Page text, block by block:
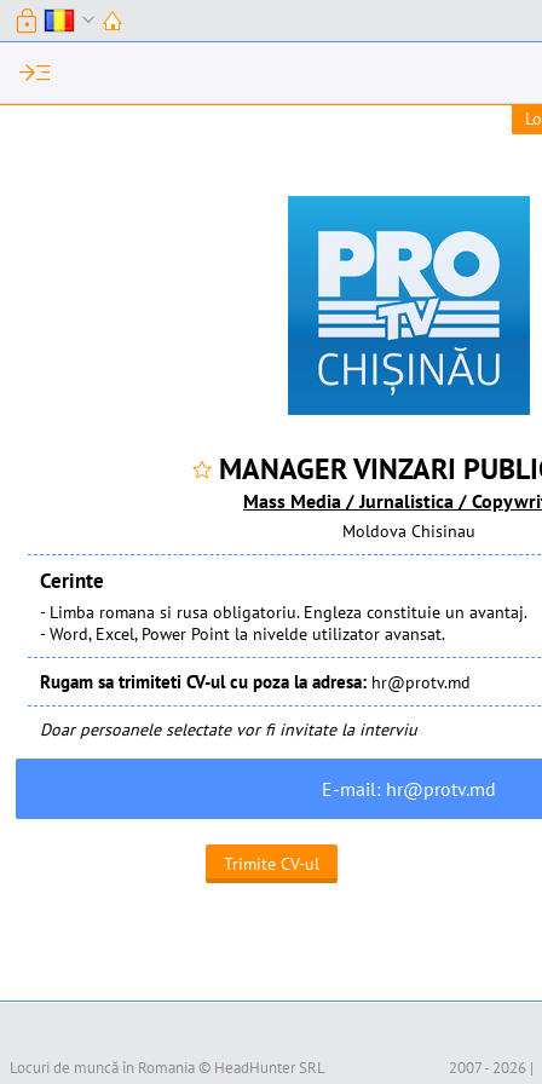
lock expand_more
read_more
MANAGER VINZARI
Mass Media / Jurnalistica /
Moldova Chisinau
Cerinte
- Limba romana si rusa obligatoriu. Engleza constituie un avantaj.
- Word, Excel, Power Point la nivelde utilizator avansat.
Rugam sa trimiteti CV-ul cu poza la adresa: hr@protv.md
Doar persoanele selectate vor fi invitate la interviu
E-mail: hr@protv.md
Locuri de muncă în Romania © HeadHunter SRL
2007 - 2026 |